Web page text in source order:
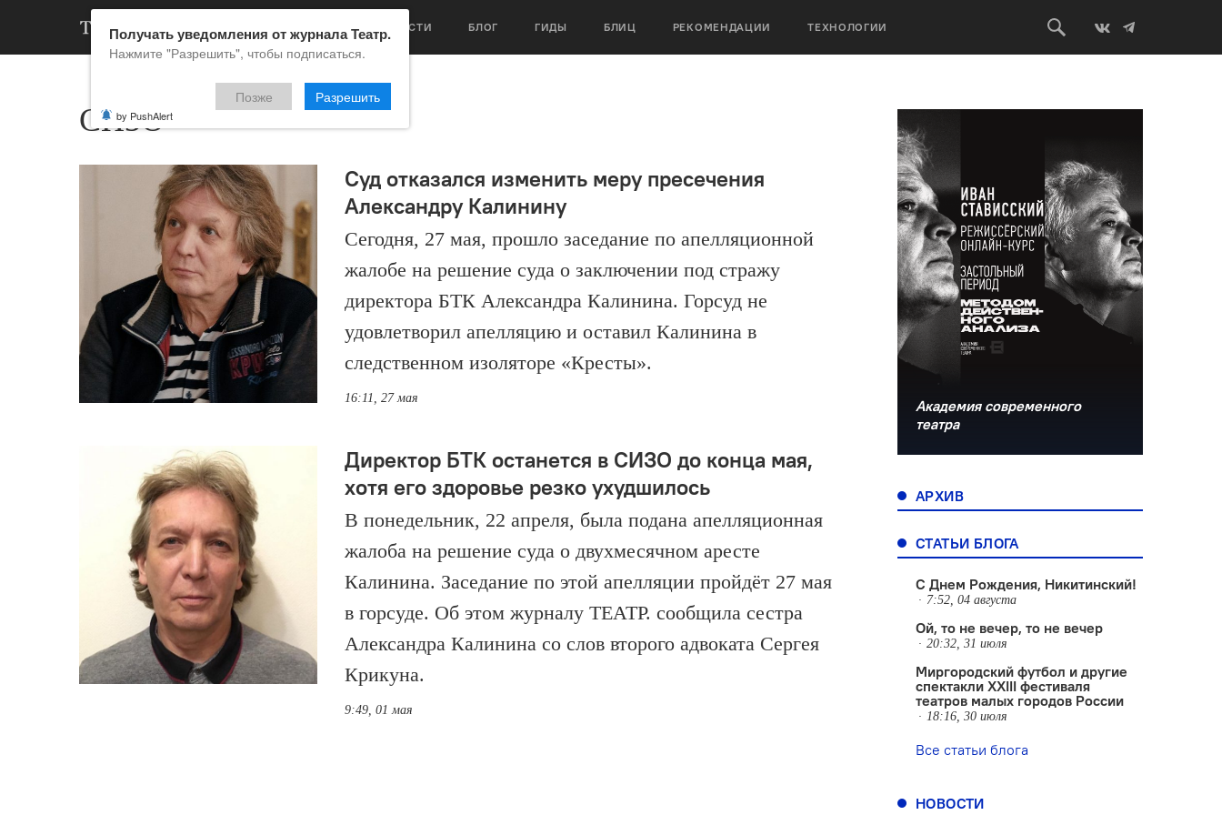
НОВОСТИ БЛОГ ГИДЫ БЛИЦ РЕКОМЕНДАЦИИ ТЕХНОЛОГИИ
СИЗО
Суд отказался изменить меру пресечения
Александру Калинину
Сегодня, 27 мая, прошло заседание по апелляционной
жалобе на решение суда о заключении под стражу
директора БТК Александра Калинина. Горсуд не
удовлетворил апелляцию и оставил Калинина в
следственном изоляторе «Кресты».
16:11, 27 мая
Директор БТК останется в СИЗО до конца мая,
хотя его здоровье резко ухудшилось
В понедельник, 22 апреля, была подана апелляционная
жалоба на решение суда о двухмесячном аресте
Калинина. Заседание по этой апелляции пройдёт 27 мая
в горсуде. Об этом журналу ТЕАТР. сообщила сестра
Александра Калинина со слов второго адвоката Сергея
Крикуна.
9:49, 01 мая
Академия современного
театра
АРХИВ
СТАТЬИ БЛОГА
С Днем Рождения, Никитинский!
7:52, 04 августа
Ой, то не вечер, то не вечер
20:32, 31 июля
Миргородский футбол и другие
спектакли XXIII фестиваля
театров малых городов России
18:16, 30 июля
Все статьи блога
НОВОСТИ
Получать уведомления от журнала Театр.
Нажмите "Разрешить", чтобы подписаться.
Позже Разрешить
by PushAlert